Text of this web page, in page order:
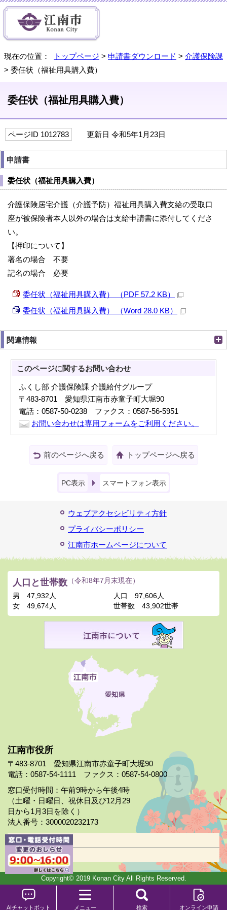
現在の位置： トップページ > 申請書ダウンロード > 介護保険課
> 委任状（福祉用具購入費）
委任状（福祉用具購入費）
ページID 1012783 更新日 令和5年1月23日
申請書
委任状（福祉用具購入費）
介護保険居宅介護（介護予防）福祉用具購入費支給の受取口
座が被保険者本人以外の場合は支給申請書に添付してくださ
い。
【押印について】
署名の場合 不要
記名の場合 必要
委任状（福祉用具購入費） （PDF 57.2 KB）
委任状（福祉用具購入費） （Word 28.0 KB）
関連情報
このページに関するお問い合わせ
ふくし部 介護保険課 介護給付グループ
〒483-8701 愛知県江南市赤童子町大堀90
電話：0587-50-0238 ファクス：0587-56-5951
お問い合わせは専用フォームをご利用ください。
前のページへ戻る トップページへ戻る
PC表示 スマートフォン表示
AIチャットボット メニュー 検索 オンライン申請
ウェブアクセシビリティ方針
プライバシーポリシー
江南市ホームページについて
江南市役所
〒483-8701 愛知県江南市赤童子町大堀90
電話：0587-54-1111 ファクス：0587-54-0800
窓口受付時間：午前9時から午後4時
（土曜・日曜日、祝休日及び12月29
日から1月3日を除く）
法人番号：3000020232173
市役所案内
日曜市役所
人口と世帯数 （令和8年7月末現在）
男
47,932人
女
49,674人
人口
97,606人
世帯数
43,902世帯
Copyright© 2019 Konan City All Rights Reserved.